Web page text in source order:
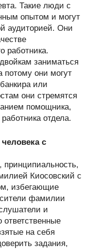
Такие люди с
опытом и могут
аудиторией. Они
работника.
заниматься
они могут
или
они стремятся
помощника,
отдела.
человека с
принципиальность,
Киосовский с
избегающие
фамилии
и
на себя
задания,